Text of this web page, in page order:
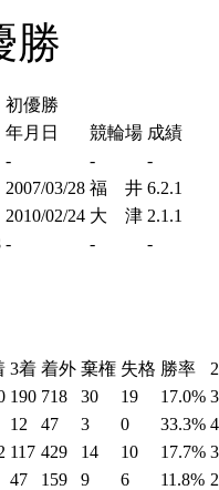
勝
初優勝
年月日 競輪場 成績
- -
-
2007/03/28 福 井 6.2.1
2010/02/24 大 津 2.1.1
- - -
3着 着外 棄権 失格 勝率
190 718 30 19 17.0%
12 47 3 0 33.3%
117 429 14 10 17.7%
47 159 9 6 11.8%